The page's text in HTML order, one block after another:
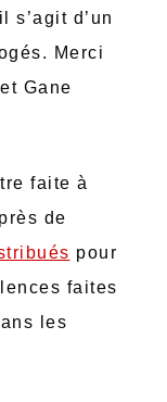
s’agit d’un
Merci
Gane
faite à
de
pour
faites
les